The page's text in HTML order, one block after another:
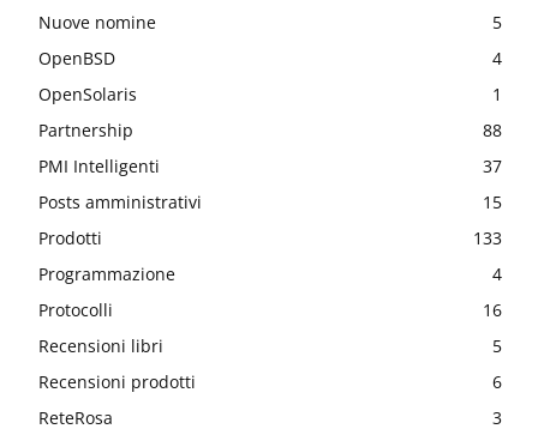
Nuove nomine
5
OpenBSD
4
OpenSolaris
1
Partnership
88
PMI Intelligenti
37
Posts amministrativi
15
Prodotti
133
Programmazione
4
Protocolli
16
Recensioni libri
5
Recensioni prodotti
6
ReteRosa
3